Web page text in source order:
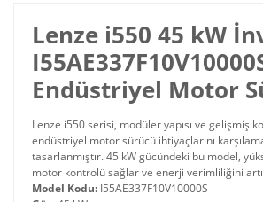
Lenze i550 45 kW
Endüstriyel Motor
Lenze i550 serisi, modüler yapısı ve gelişmiş
endüstriyel motor sürücü ihtiyaçlarını
tasarlanmıştır. 45 kW gücündeki bu model,
motor kontrolü sağlar ve enerji verimliliğini
Model Kodu: I55AE337F10V10000S